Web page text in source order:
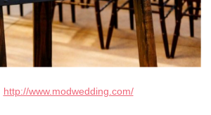
http://www.modwedding.com/